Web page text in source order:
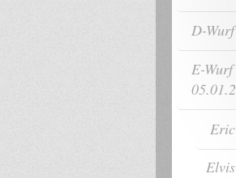
D-
E-Wurf
Elvis